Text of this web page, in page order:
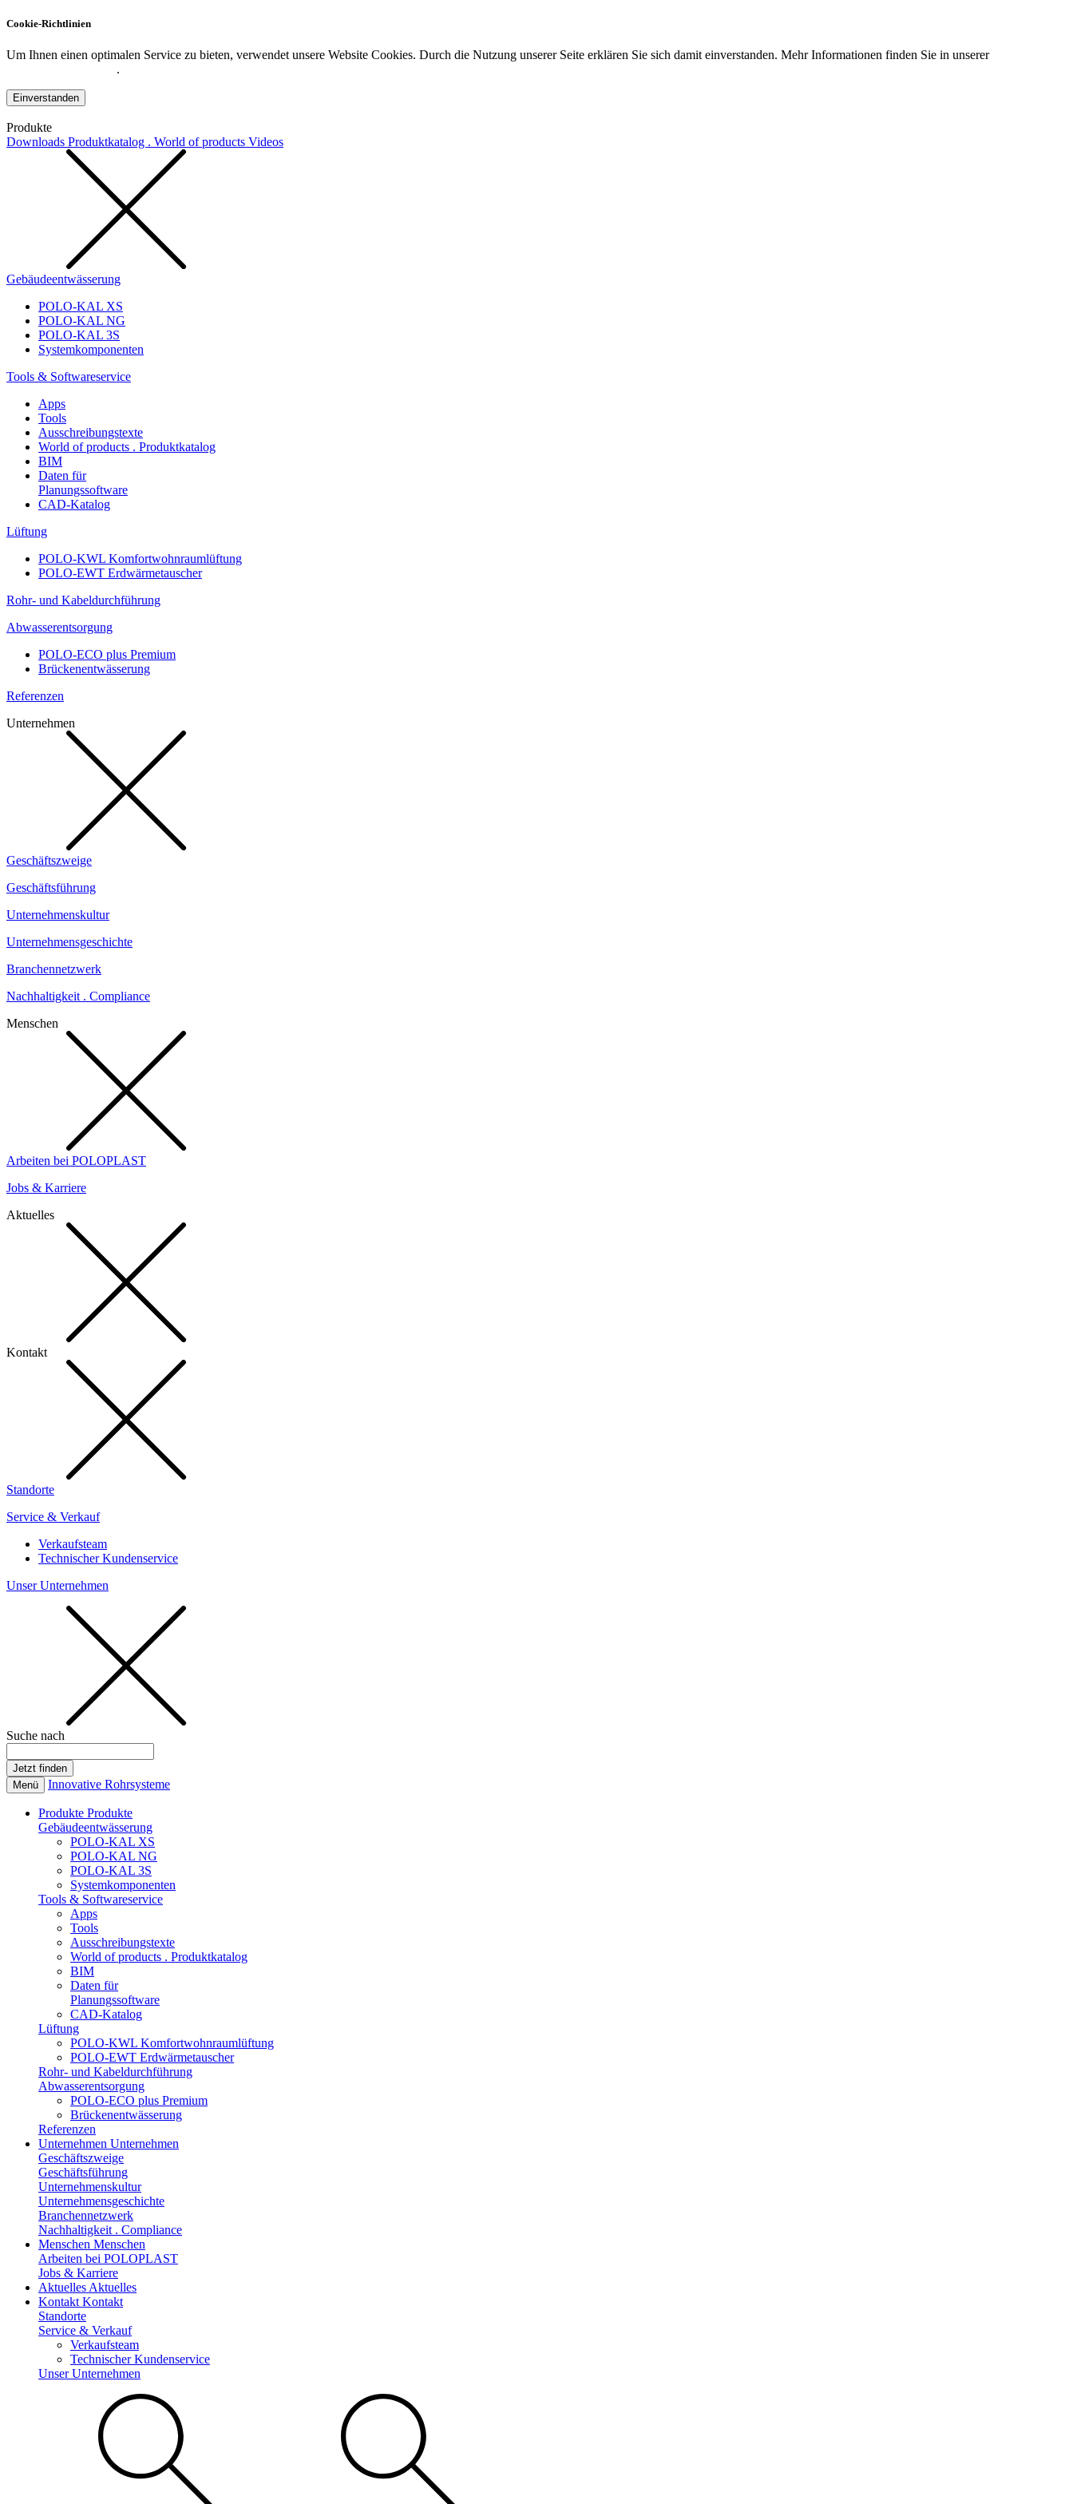
Cookie-Richtlinien
Um Ihnen einen optimalen Service zu bieten, verwendet unsere Website Cookies. Durch die Nutzung unserer Seite erklären Sie sich damit einverstanden. Mehr Informationen finden Sie in unserer
.
Einverstanden
Produkte
Downloads Produktkatalog . World of products Videos
Gebäudeentwässerung
POLO-KAL XS
POLO-KAL NG
POLO-KAL 3S
Systemkomponenten
Tools & Softwareservice
Apps
Tools
Ausschreibungstexte
World of products . Produktkatalog
BIM
Daten für
Planungssoftware
CAD-Katalog
Lüftung
POLO-KWL Komfortwohnraumlüftung
POLO-EWT Erdwärmetauscher
Rohr- und Kabeldurchführung
Abwasserentsorgung
POLO-ECO plus Premium
Brückenentwässerung
Referenzen
Unternehmen
Geschäftszweige
Geschäftsführung
Unternehmenskultur
Unternehmensgeschichte
Branchennetzwerk
Nachhaltigkeit . Compliance
Menschen
Arbeiten bei POLOPLAST
Jobs & Karriere
Aktuelles
Kontakt
Standorte
Service & Verkauf
Verkaufsteam
Technischer Kundenservice
Unser Unternehmen
Suche nach
Menü Innovative Rohrsysteme
Produkte Produkte
Gebäudeentwässerung
POLO-KAL XS
POLO-KAL NG
POLO-KAL 3S
Systemkomponenten
Tools & Softwareservice
Apps
Tools
Ausschreibungstexte
World of products . Produktkatalog
BIM
Daten für
Planungssoftware
CAD-Katalog
Lüftung
POLO-KWL Komfortwohnraumlüftung
POLO-EWT Erdwärmetauscher
Rohr- und Kabeldurchführung
Abwasserentsorgung
POLO-ECO plus Premium
Brückenentwässerung
Referenzen
Unternehmen Unternehmen
Geschäftszweige
Geschäftsführung
Unternehmenskultur
Unternehmensgeschichte
Branchennetzwerk
Nachhaltigkeit . Compliance
Menschen Menschen
Arbeiten bei POLOPLAST
Jobs & Karriere
Aktuelles Aktuelles
Kontakt Kontakt
Standorte
Service & Verkauf
Verkaufsteam
Technischer Kundenservice
Unser Unternehmen